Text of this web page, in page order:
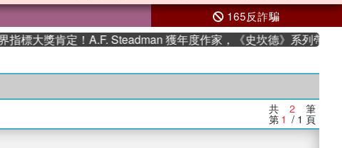
165反詐騙
標大獎肯定！A.F. Steadman 獲年度作家，《史坎德》系列帶你踏
共 2 筆
第 1 / 1 頁